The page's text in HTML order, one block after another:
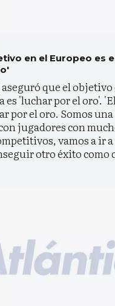
en el Europeo es
que el
es 'luchar por el oro'.
por el oro. Somos
jugadores con
vamos a ir a
otro éxito como